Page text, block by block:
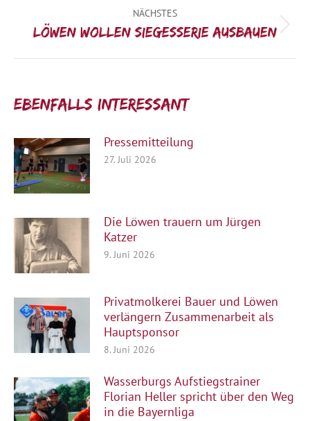
NÄCHSTES
Nächster
Löwen wollen Siegesserie ausbauen
Ebenfalls interessant:
Pressemitteilung
27. Juli 2026
Die Löwen trauern um Jürgen
Katzer
9. Juni 2026
Privatmolkerei Bauer und Löwen
verlängern Zusammenarbeit als
Hauptsponsor
8. Juni 2026
Wasserburgs Aufstiegstrainer
Florian Heller spricht über den Weg
in die Bayernliga